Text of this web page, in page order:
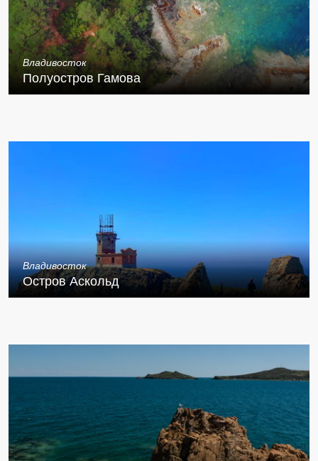
Владивосток
Полуостров Гамова
Владивосток
Остров Аскольд